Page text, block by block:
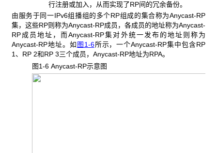
行注册或加入，从而实现了RP间的冗余备份。
由服务于同一IPv6组播组的多个RP组成的集合称为Anycast-RP
集，这些RP则称为Anycast-RP成员，各成员的地址称为Anycast-
RP成员地址，而Anycast-RP集对外统一发布的地址则称为
Anycast-RP地址。如 图1-6所示，一个Anycast-RP集中包含RP
1、RP 2和RP 3三个成员，Anycast-RP地址为RPA。
图1-6 Anycast-RP示意图